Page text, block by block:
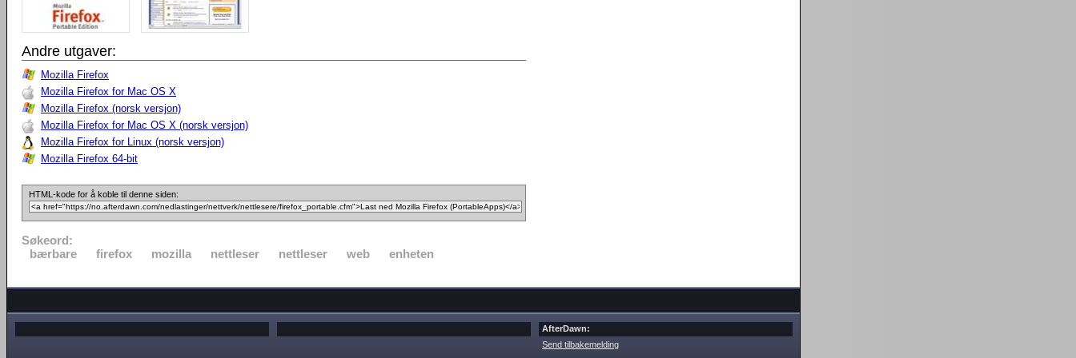
Andre utgaver:
Mozilla Firefox
Mozilla Firefox for Mac OS X
Mozilla Firefox (norsk versjon)
Mozilla Firefox for Mac OS X (norsk versjon)
Mozilla Firefox for Linux (norsk versjon)
Mozilla Firefox 64-bit
HTML-kode for å koble til denne siden:
Søkeord:
bærbare
firefox mozilla nettleser nettleser web enheten
AfterDawn:
Send tilbakemelding